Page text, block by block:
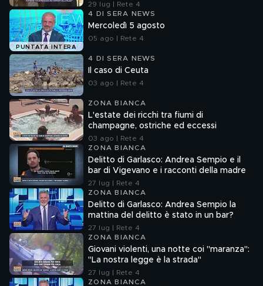
29 lug | Rete 4
PUNTATA INTERA
4 DI SERA NEWS
Mercoledì 5 agosto
05 ago | Rete 4
4 DI SERA NEWS
Il caso di Ceuta
03 ago | Rete 4
ZONA BIANCA
L'estate dei ricchi tra fiumi di
champagne, ostriche ed eccessi
03 ago | Rete 4
ZONA BIANCA
Delitto di Garlasco: Andrea Sempio e il
bar di Vigevano e i racconti della madre
27 lug | Rete 4
ZONA BIANCA
Delitto di Garlasco: Andrea Sempio la
mattina del delitto è stato in un bar?
27 lug | Rete 4
ZONA BIANCA
Giovani violenti, una notte coi "maranza":
"La nostra legge è la strada"
27 lug | Rete 4
ZONA BIANCA